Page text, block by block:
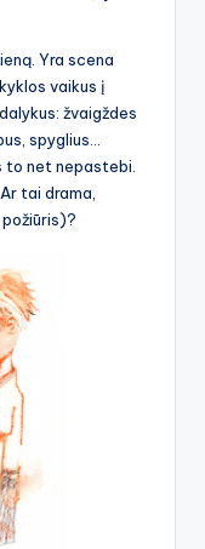
Yra scena
vaikus į
žvaigždes
spyglius…
to net nepastebi.
tai drama,